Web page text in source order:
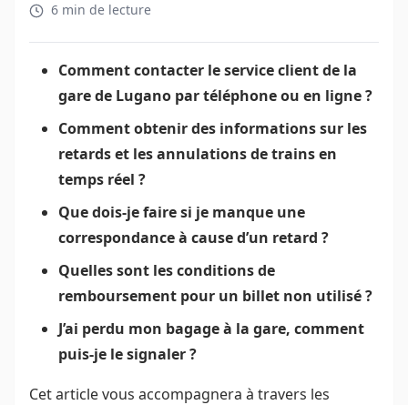
6 min de lecture
Comment contacter le service client de la
gare de Lugano par téléphone ou en ligne ?
Comment obtenir des informations sur les
retards et les annulations de trains en
temps réel ?
Que dois-je faire si je manque une
correspondance à cause d’un retard ?
Quelles sont les conditions de
remboursement pour un billet non utilisé ?
J’ai perdu mon bagage à la gare, comment
puis-je le signaler ?
Cet article vous accompagnera à travers les